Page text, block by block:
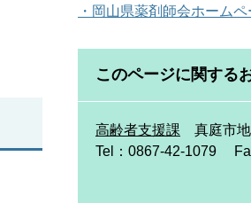
・岡山県薬剤師会ホームペ
このページに関する
高齢者支援課
真庭市
Tel：0867-42-1079